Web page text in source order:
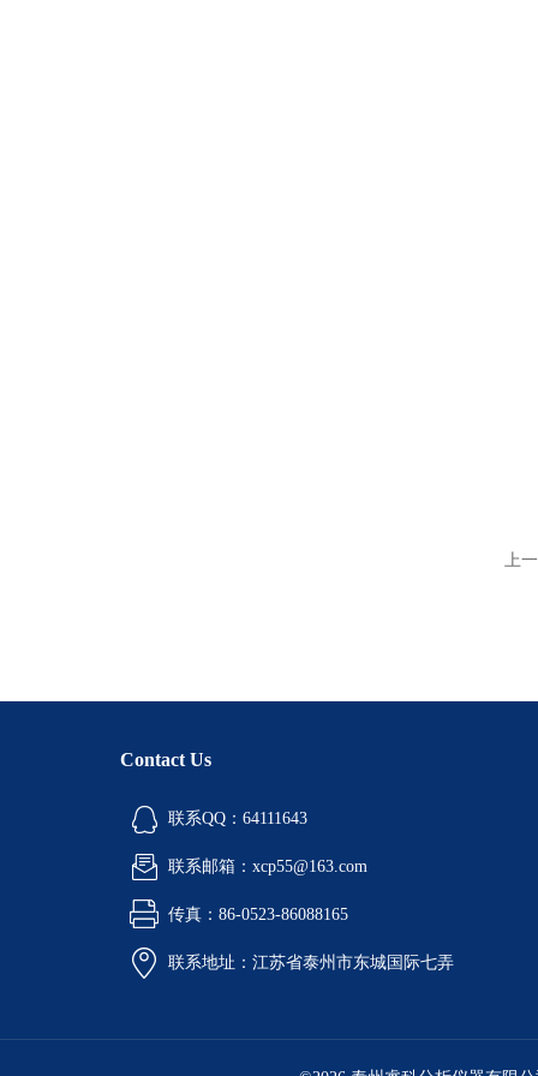
上
Contact Us
联系QQ：64111643
联系邮箱：xcp55@163.com
传真：86-0523-86088165
联系地址：江苏省泰州市东城国际七弄